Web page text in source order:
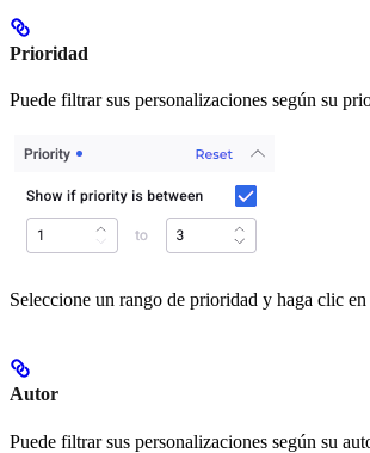
Prioridad
Puede filtrar sus personalizaciones según su
Seleccione un rango de prioridad y haga clic en
Autor
Puede filtrar sus personalizaciones según su